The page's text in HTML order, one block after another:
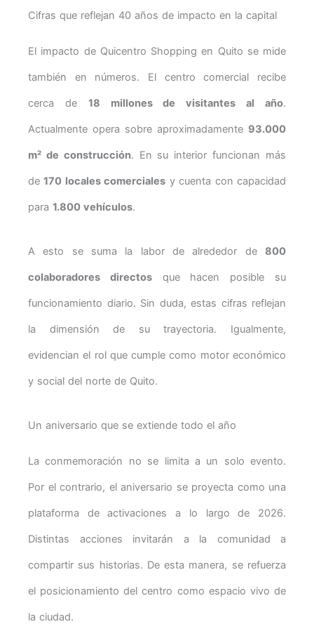
Cifras que reflejan 40 años de impacto en la capital
El impacto de Quicentro Shopping en Quito se mide
también en números. El centro comercial recibe
cerca de 18 millones de visitantes al año.
Actualmente opera sobre aproximadamente 93.000
m² de construcción. En su interior funcionan más
de170 locales comerciales y cuenta con capacidad
para 1.800 vehículos.
A esto se suma la labor de alrededor de 800
colaboradores directosque hacen posible su
funcionamiento diario. Sin duda, estas cifras reflejan
la dimensión de su trayectoria. Igualmente,
evidencian el rol que cumple como motor económico
y social del norte de Quito.
Un aniversario que se extiende todo el año
La conmemoración no se limita a un solo evento.
Por el contrario, el aniversario se proyecta como una
plataforma de activaciones a lo largo de 2026.
Distintas acciones invitarán a la comunidad a
compartir sus historias. De esta manera, se refuerza
el posicionamiento del centro como espacio vivo de
la ciudad.